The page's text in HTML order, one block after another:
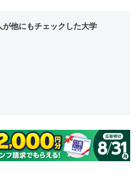
が他にもチェックした大学